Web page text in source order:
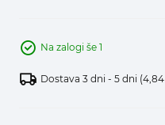
Na zalogi še 1
Dostava 3 dni - 5 dni